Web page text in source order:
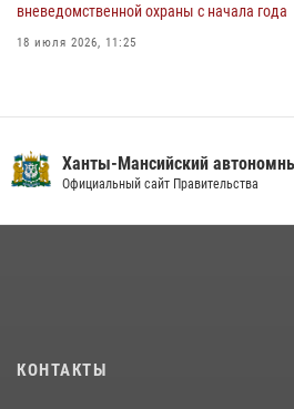
вневедомственной охраны с начала года
18 июля 2026, 11:25
В Югре военнослужащие и сотрудники
Ханты-Мансийский
Официальный сайт Правительства
КОНТАКТЫ